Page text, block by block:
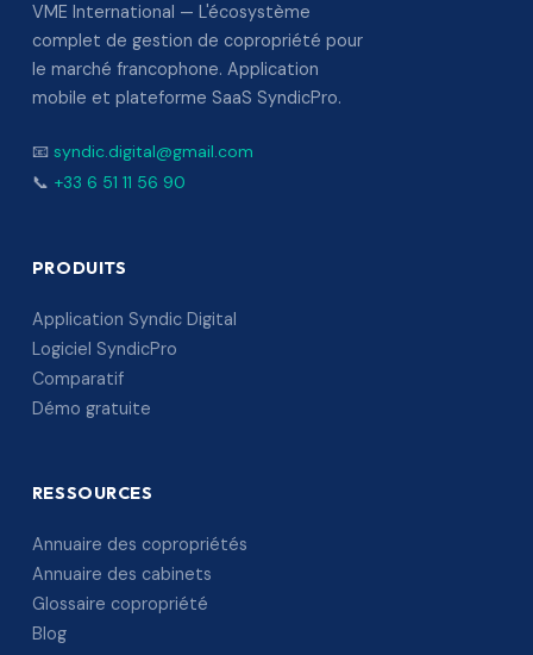
VME International — L'écosystème
complet de gestion de copropriété pour
le marché francophone. Application
mobile et plateforme SaaS SyndicPro.
📧 syndic.digital@gmail.com
📞 +33 6 51 11 56 90
PRODUITS
Application Syndic Digital
Logiciel SyndicPro
Comparatif
Démo gratuite
RESSOURCES
Annuaire des copropriétés
Annuaire des cabinets
Glossaire copropriété
Blog